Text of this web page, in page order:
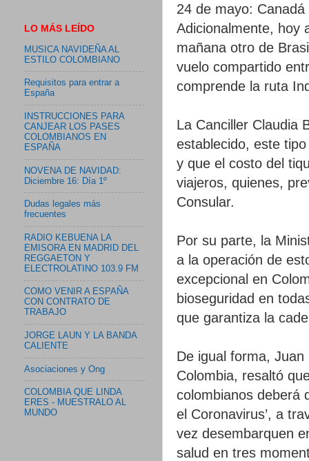
24 de mayo: Canadá
Adicionalmente, hoy
mañana otro de
vuelo compartido
comprende la ruta
La Canciller Claudia
establecido, este
y que el costo del
viajeros, quienes,
Consular.
Por su parte, la
a la operación de
excepcional en
bioseguridad en
que garantiza la
De igual forma,
Colombia, resaltó
colombianos deberá
el Coronavirus’, a
vez desembarquen
salud en tres
LO MÁS LEÍDO
MUSICA NAVIDEÑA AL
ESTILO COLOMBIANO
Requisitos para entrar a
España
INSTRUCCIONES PARA
CANJEAR LOS PASES
COLOMBIANOS EN
ESPAÑA
NOVENA DE NAVIDAD:
Diciembre 16: Día 1º
Dudas legales más
frecuentes
RADIO KEBUENA LA
EMISORA EN MADRID DEL
REGGAETON Y
ELECTROLATINO 103.9 FM
COMO VENIR A ESPAÑA
CON CONTRATO DE
TRABAJO
JORGE LAUN Y LA BANDA
CALIENTE
Asociaciones y Ong
COLOMBIA QUE LINDA
ERES - MUESTRALO AL
MUNDO